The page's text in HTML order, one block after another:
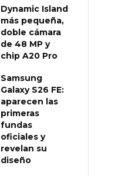
Dynamic Island
más pequeña,
doble cámara
de 48 MP y
chip A20 Pro
Samsung
Galaxy S26 FE:
aparecen las
primeras
fundas
oficiales y
revelan su
diseño